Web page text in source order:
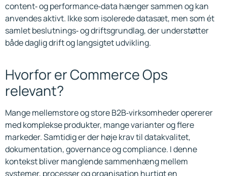
content‑ og performance‑data hænger sammen og kan
anvendes aktivt. Ikke som isolerede datasæt, men som ét
samlet beslutnings‑ og driftsgrundlag, der understøtter
både daglig drift og langsigtet udvikling.
Hvorfor er Commerce Ops
relevant?
Mange mellemstore og store B2B‑virksomheder opererer
med komplekse produkter, mange varianter og flere
markeder. Samtidig er der høje krav til datakvalitet,
dokumentation, governance og compliance. I denne
kontekst bliver manglende sammenhæng mellem
systemer, processer og organisation hurtigt en